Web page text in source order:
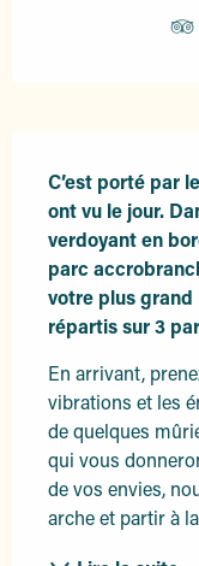
C’est porté par
ont vu le jour.
verdoyant en
parc
votre plus grand
répartis sur 3
En arrivant,
vibrations et les
de quelques
qui vous
de vos envies,
arche et partir à